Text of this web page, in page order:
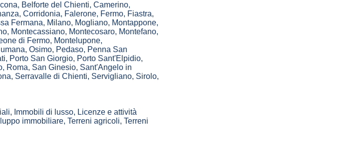
, Belforte del Chienti, Camerino,
, Corridonia, Falerone, Fermo, Fiastra,
Fermana, Milano, Mogliano, Montappone,
, Montecassiano, Montecosaro, Montefano,
di Fermo, Montelupone,
, Osimo, Pedaso, Penna San
, Porto San Giorgio, Porto Sant'Elpidio,
, Roma, San Ginesio, Sant'Angelo in
, Serravalle di Chienti, Servigliano, Sirolo,
Immobili di lusso, Licenze e attività
immobiliare, Terreni agricoli, Terreni